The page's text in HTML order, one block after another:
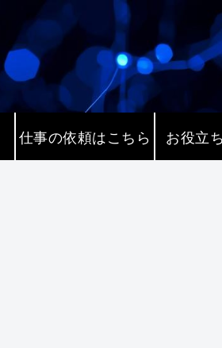
仕事の依頼はこちら お役立